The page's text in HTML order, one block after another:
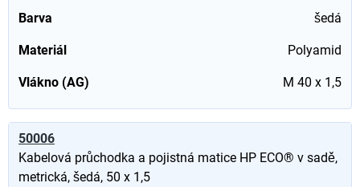
Barva šedá
Materiál Polyamid
Vlákno (AG) M 40 x 1,5
50006
Kabelová průchodka a pojistná matice HP ECO® v sadě,
metrická, šedá, 50 x 1,5